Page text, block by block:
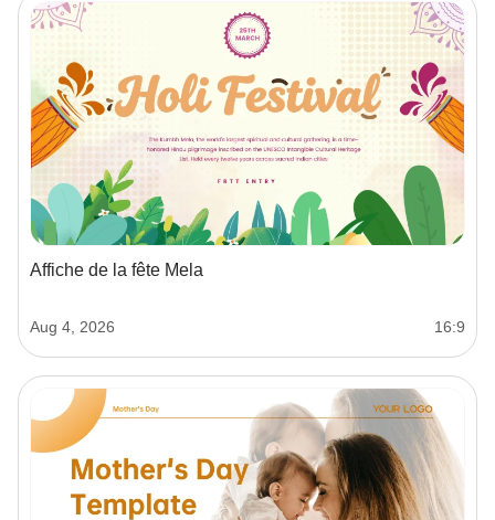
Affiche de la fête Mela
Aug 4, 2026 16:9